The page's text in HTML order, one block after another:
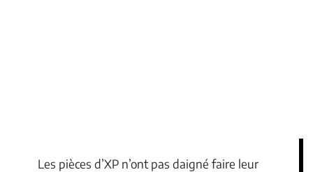
Les pièces d’XP n’ont pas daigné faire leur